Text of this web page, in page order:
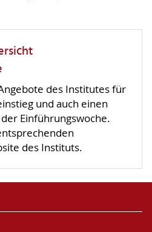
des Institutes für
und auch einen
Einführungswoche.
des Instituts.